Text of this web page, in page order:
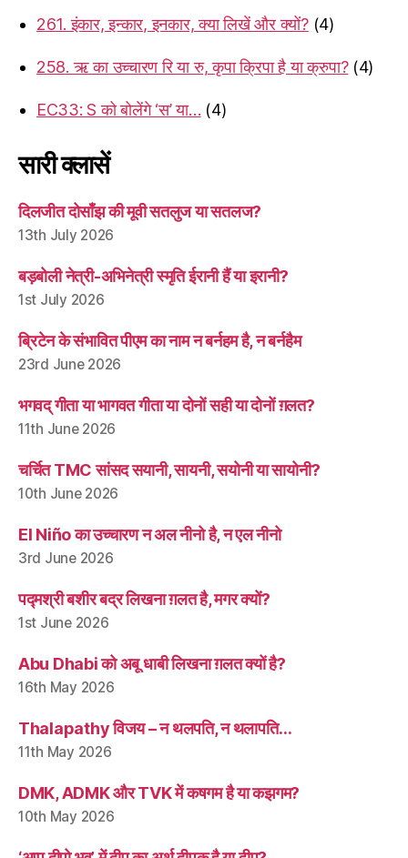
261. इंकार, इन्कार, इनकार, क्या लिखें और क्यों? (4)
258. ऋ का उच्चारण रि या रु, कृपा क्रिपा है या क्रुपा? (4)
EC33: S को बोलेंगे ‘स’ या… (4)
सारी क्लासें
दिलजीत दोसाँझ की मूवी सतलुज या सतलज?
13th July 2026
बड़बोली नेत्री-अभिनेत्री स्मृति ईरानी हैं या इरानी?
1st July 2026
ब्रिटेन के संभावित पीएम का नाम न बर्नहम है, न बर्नहैम
23rd June 2026
भगवद् गीता या भागवत गीता या दोनों सही या दोनों ग़लत?
11th June 2026
चर्चित TMC सांसद सयानी, सायनी, सयोनी या सायोनी?
10th June 2026
El Niño का उच्चारण न अल नीनो है, न एल नीनो
3rd June 2026
पद्मश्री बशीर बद्र लिखना ग़लत है, मगर क्यों?
1st June 2026
Abu Dhabi को अबू धाबी लिखना ग़लत क्यों है?
16th May 2026
Thalapathy विजय – न थलपति, न थलापति…
11th May 2026
DMK, ADMK और TVK में कषगम है या कझगम?
10th May 2026